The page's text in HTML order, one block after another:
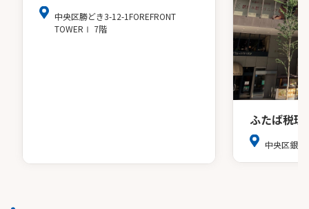
中央区勝どき3-12-1FOREFRONT
TOWERⅠ 7階
ふたば税
中央区銀